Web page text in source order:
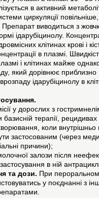
в активний
циркуляції
виводиться з
ідарубіцинолу.
клітинах крові і
в плазмі.
і клітинах майже
який дорівнює
ідарубіцинолу в
у дорослих з
терапії, рецидивах
коли внутрішньо
застосованим (через
причини);
залози після
в ній
та дози. При
у поєднанні з